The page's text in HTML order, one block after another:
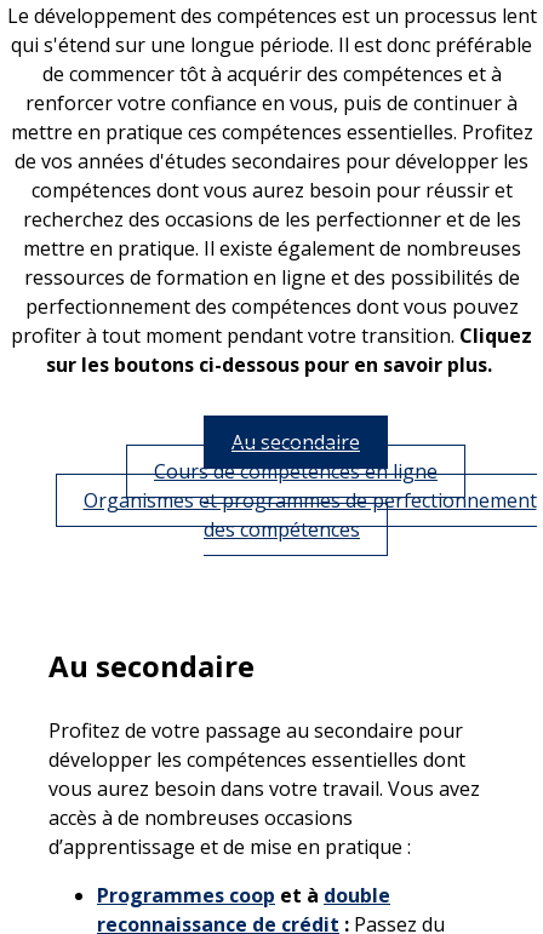
Le développement des compétences est un processus lent
qui s'étend sur une longue période. Il est donc préférable
de commencer tôt à acquérir des compétences et à
renforcer votre confiance en vous, puis de continuer à
mettre en pratique ces compétences essentielles. Profitez
de vos années d'études secondaires pour développer les
compétences dont vous aurez besoin pour réussir et
recherchez des occasions de les perfectionner et de les
mettre en pratique. Il existe également de nombreuses
ressources de formation en ligne et des possibilités de
perfectionnement des compétences dont vous pouvez
profiter à tout moment pendant votre transition. Cliquez
sur les boutons ci-dessous pour en savoir plus.
Au secondaire
Cours de compétences en ligne
Organismes et programmes de perfectionnement
des compétences
Au secondaire
Profitez de votre passage au secondaire pour
développer les compétences essentielles dont
vous aurez besoin dans votre travail. Vous avez
accès à de nombreuses occasions
d’apprentissage et de mise en pratique :
Programmes coop et à double
reconnaissance de crédit : Passez du